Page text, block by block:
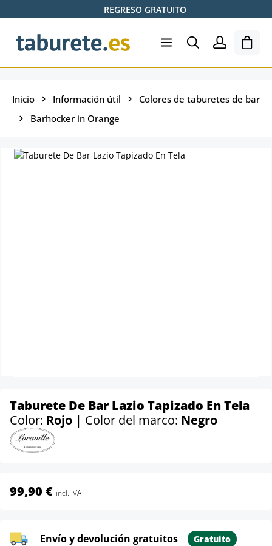
Saltar al contenido principalREGRESO GRATUITO
El
Inicio Información útil
Colores de taburetes de bar
Barhocker in Orange
Taburete De Bar Lazio Tapizado En Tela
Color: Rojo | Color del marco: Negro
99,90 € incl. IVA
Envío y devolución gratuitos Gratuito